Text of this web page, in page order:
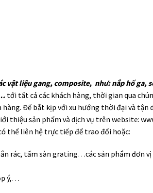
vật liệu gang, composite, như: nắp hố ga,
tới tất cả các khách hàng, thời gian qua
Để bắt kịp với xu hướng thời đại và
sản phẩm và dịch vụ trên website:
thể liên hệ trực tiếp để trao đổi hoặc:
rác, tấm sàn grating…các sản phẩm đơn vị
ý,…